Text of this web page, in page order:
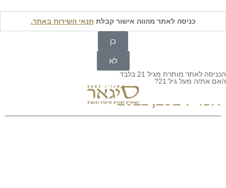
אפריל ב25, 2021
האם את/ה מעל גיל 21?
הכניסה לאתר מותרת מגיל 21 בלבד
לא
כן
כניסה לאתר מהווה אישור קבלת תנאי השירות באתר.